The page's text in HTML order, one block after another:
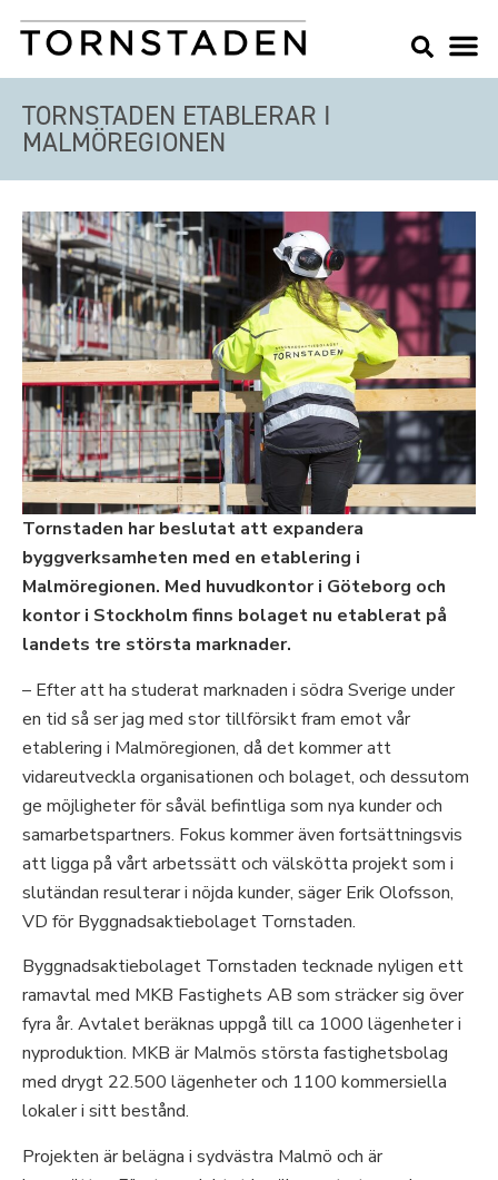
TORNSTADEN ETABLERAR I
MALMÖREGIONEN
Tornstaden har beslutat att expandera
byggverksamheten med en etablering i
Malmöregionen. Med huvudkontor i Göteborg och
kontor i Stockholm finns bolaget nu etablerat på
landets tre största marknader.
– Efter att ha studerat marknaden i södra Sverige under
en tid så ser jag med stor tillförsikt fram emot vår
etablering i Malmöregionen, då det kommer att
vidareutveckla organisationen och bolaget, och dessutom
ge möjligheter för såväl befintliga som nya kunder och
samarbetspartners. Fokus kommer även fortsättningsvis
att ligga på vårt arbetssätt och välskötta projekt som i
slutändan resulterar i nöjda kunder, säger Erik Olofsson,
VD för Byggnadsaktiebolaget Tornstaden.
Byggnadsaktiebolaget Tornstaden tecknade nyligen ett
ramavtal med MKB Fastighets AB som sträcker sig över
fyra år. Avtalet beräknas uppgå till ca 1000 lägenheter i
nyproduktion. MKB är Malmös största fastighetsbolag
med drygt 22.500 lägenheter och 1100 kommersiella
lokaler i sitt bestånd.
Projekten är belägna i sydvästra Malmö och är